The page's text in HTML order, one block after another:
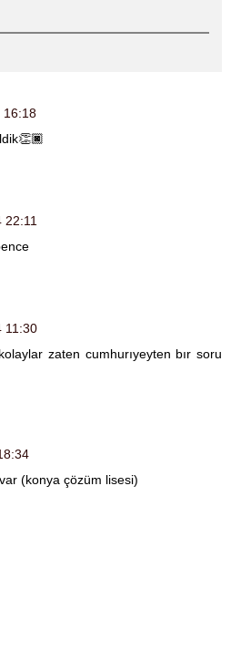
16:18
22:11
11:30
zaten cumhurıyeyten bır soru
(konya çözüm lisesi)